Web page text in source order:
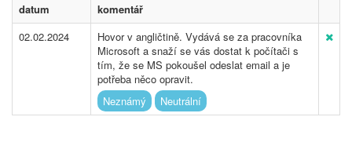
datum
komentář
02.02.2024
Hovor v angličtině. Vydává se za pracovníka
Microsoft a snaží se vás dostat k počítači s
tím, že se MS pokoušel odeslat email a je
potřeba něco opravit.
Neznámý
Neutrální